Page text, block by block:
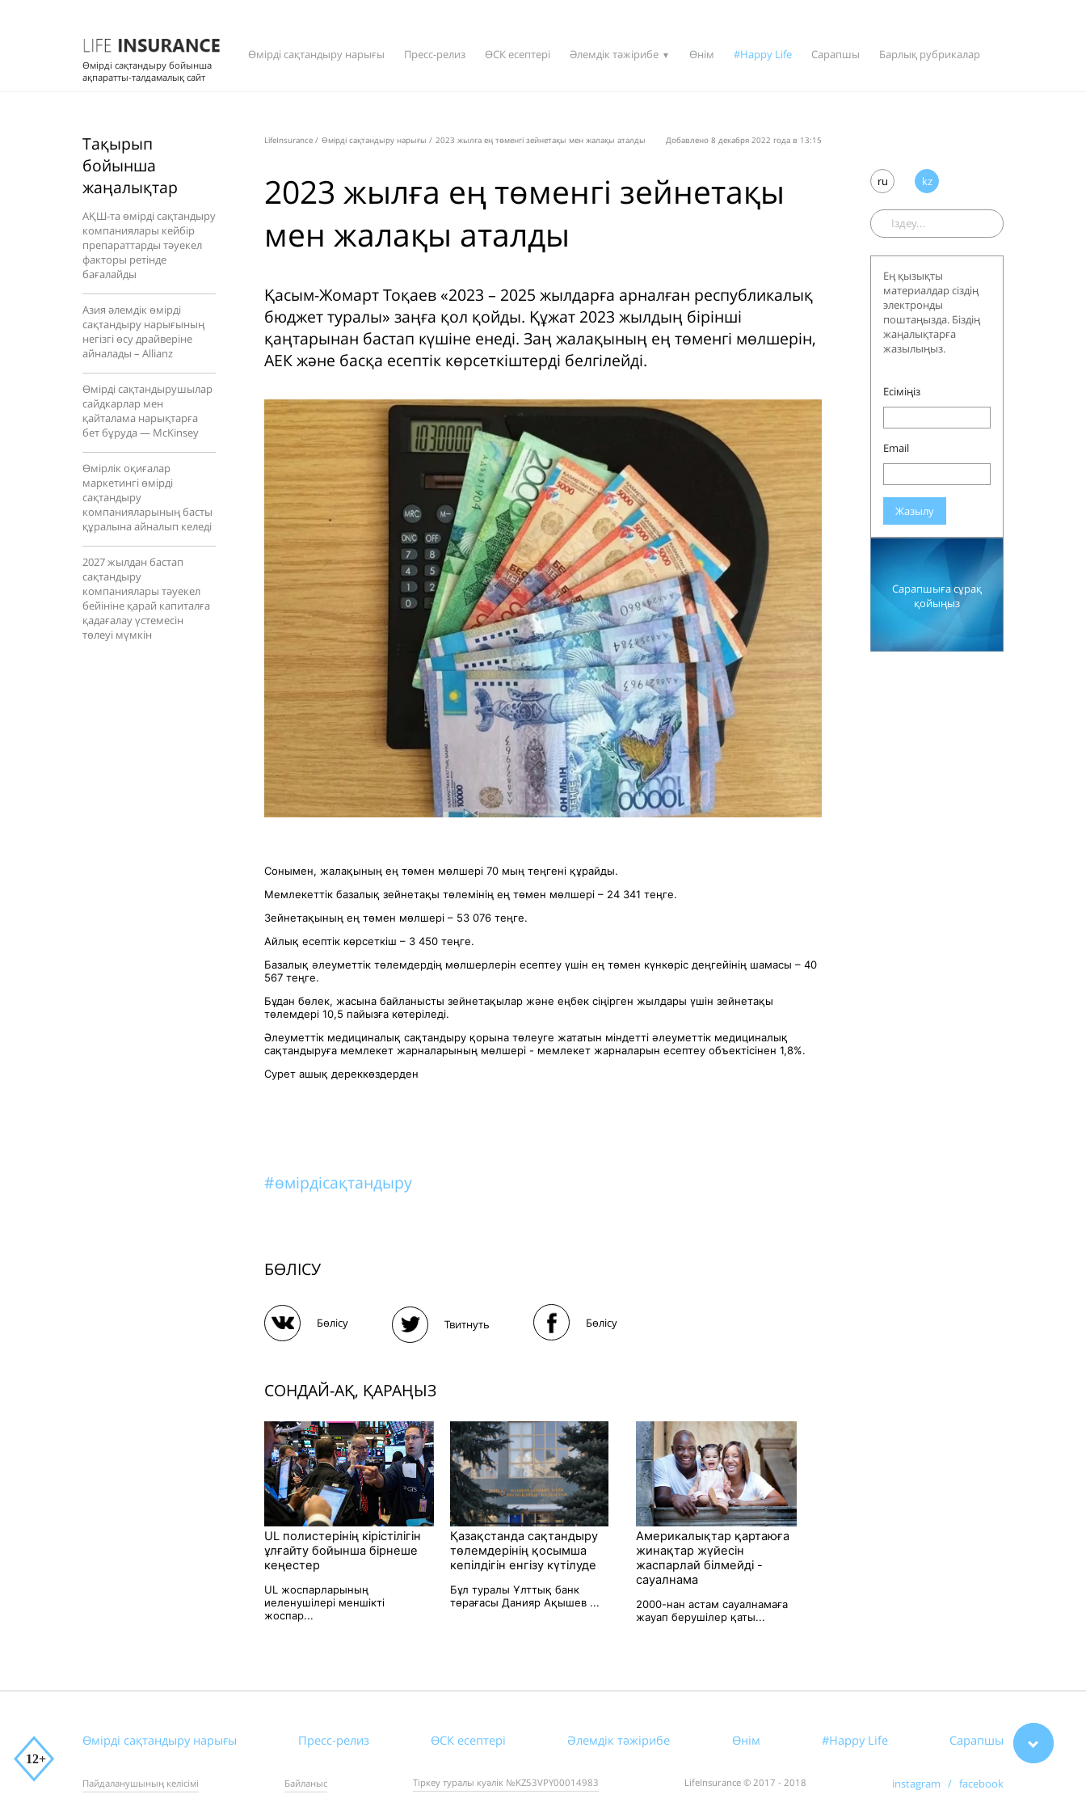
Өмірді сақтандыру бойынша
ақпаратты-талдамалық сайт
Өмірді сақтандыру нарығы Пресс-релиз ӨСК есептері Әлемдік тәжірибе ▼ Өнім #Happy Life Сарапшы Барлық рубрикалар
Тақырып
бойынша
жаңалықтар
АҚШ-та өмірді сақтандыру
компаниялары кейбір
препараттарды тәуекел
факторы ретінде
бағалайды
Азия әлемдік өмірді
сақтандыру нарығының
негізгі өсу драйверіне
айналады – Allianz
Өмірді сақтандырушылар
сайдкарлар мен
қайталама нарықтарға
бет бұруда — McKinsey
Өмірлік оқиғалар
маркетингі өмірді
сақтандыру
компанияларының басты
құралына айналып келеді
2027 жылдан бастап
сақтандыру
компаниялары тәуекел
бейініне қарай капиталға
қадағалау үстемесін
төлеуі мүмкін
LifeInsurance / Өмірді сақтандыру нарығы / 2023 жылға ең төменгі зейнетақы мен жалақы аталды Добавлено 8 декабря 2022 года в 13:15
2023 жылға ең төменгі зейнетақы
мен жалақы аталды
Қасым-Жомарт Тоқаев «2023 – 2025 жылдарға арналған республикалық
бюджет туралы» заңға қол қойды. Құжат 2023 жылдың бірінші
қаңтарынан бастап күшіне енеді. Заң жалақының ең төменгі мөлшерін,
АЕК және басқа есептік көрсеткіштерді белгілейді.
Сонымен, жалақының ең төмен мөлшері 70 мың теңгені құрайды.
Мемлекеттік базалық зейнетақы төлемінің ең төмен мөлшері – 24 341 теңге.
Зейнетақының ең төмен мөлшерi – 53 076 теңге.
Айлық есептiк көрсеткiш – 3 450 теңге.
Базалық әлеуметтiк төлемдердiң мөлшерлерiн есептеу үшiн ең төмен күнкөрiс деңгейiнiң шамасы – 40
567 теңге.
Бұдан бөлек, жасына байланысты зейнетақылар және еңбек сіңірген жылдары үшін зейнетақы
төлемдері 10,5 пайызға көтеріледі.
Әлеуметтік медициналық сақтандыру қорына төлеуге жататын міндетті әлеуметтік медициналық
сақтандыруға мемлекет жарналарының мөлшері - мемлекет жарналарын есептеу объектісінен 1,8%.
Сурет ашық дереккөздерден
#өмірдісақтандыру
БӨЛІСУ
Бөлісу Твитнуть Бөлісу
СОНДАЙ-АҚ, ҚАРАҢЫЗ
UL полистерінің кірістілігін
ұлғайту бойынша бірнеше
кеңестер
UL жоспарларының
иеленушілері меншікті
жоспар...
Қазақстанда сақтандыру
төлемдерінің қосымша
кепілдігін енгізу күтілуде
Бұл туралы Ұлттық банк
төрағасы Данияр Ақышев ...
Америкалықтар қартаюға
жинақтар жүйесін
жаспарлай білмейді -
сауалнама
2000-нан астам сауалнамаға
жауап берушілер қаты...
ru kz
Ең қызықты
материалдар сіздің
электронды
поштаңызда. Біздің
жаңалықтарға
жазылыңыз.
Есіміңіз
Email
Жазылу
Сарапшыға сұрақ
қойыңыз
Өмірді сақтандыру нарығы Пресс-релиз ӨСК есептері Әлемдік тәжірибе Өнім #Happy Life Сарапшы
Пайдаланушының келісімі Байланыс Тіркеу туралы куәлік №KZ53VPY00014983 LifeInsurance © 2017 - 2018 instagram / facebook